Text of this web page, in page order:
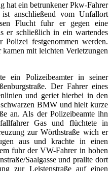
hat ein betrunkener Pkw-Fahrer
anschließend vom Unfallort
Flucht fuhr er gegen eine
er schließlich in ein wartendes
festgenommen werden.
mit leichten Verletzungen
ein Polizeibeamter in seiner
Der Fahrer eines
und geriet hierbei in den
BMW und hielt kurze
an. Als der Polizeibeamte ihn
Gas und flüchtete in
zur Wörthstraße wich er
aus und krachte in einen
fuhr der VW-Fahrer in hohen
Saalgasse und prallte dort
zur Leistenstraße auf einen